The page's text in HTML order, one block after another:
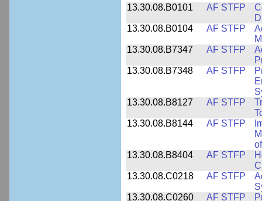
13.30.08.B0101
AF STFP
13.30.08.B0104
AF STFP
13.30.08.B7347
AF STFP
13.30.08.B7348
AF STFP
13.30.08.B8127
AF STFP
13.30.08.B8144
AF STFP
13.30.08.B8404
AF STFP
13.30.08.C0218
AF STFP
13.30.08.C0260
AF STFP